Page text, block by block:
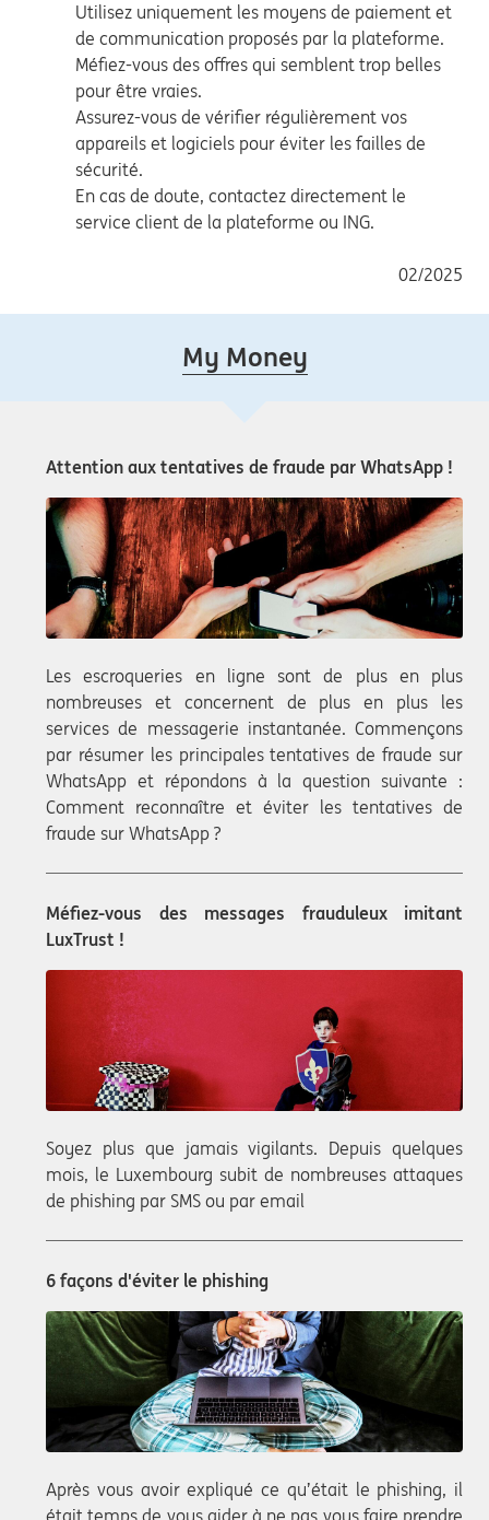
Utilisez uniquement les moyens de paiement et
de communication proposés par la plateforme.
Méfiez-vous des offres qui semblent trop belles
pour être vraies.
Assurez-vous de vérifier régulièrement vos
appareils et logiciels pour éviter les failles de
sécurité.
En cas de doute, contactez directement le
service client de la plateforme ou ING.
02/2025
My Money
Attention aux tentatives de fraude par WhatsApp !
Les escroqueries en ligne sont de plus en plus
nombreuses et concernent de plus en plus les
services de messagerie instantanée. Commençons
par résumer les principales tentatives de fraude sur
WhatsApp et répondons à la question suivante :
Comment reconnaître et éviter les tentatives de
fraude sur WhatsApp ?
Méfiez-vous des messages frauduleux imitant
LuxTrust !
Soyez plus que jamais vigilants. Depuis quelques
mois, le Luxembourg subit de nombreuses attaques
de phishing par SMS ou par email
6 façons d'éviter le phishing
Après vous avoir expliqué ce qu’était le phishing, il